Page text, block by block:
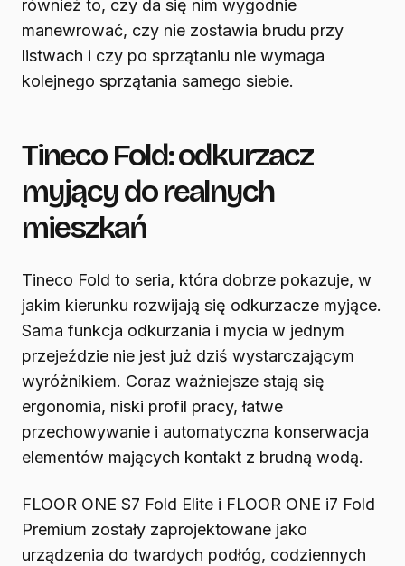
również to, czy da się nim wygodnie
manewrować, czy nie zostawia brudu przy
listwach i czy po sprzątaniu nie wymaga
kolejnego sprzątania samego siebie.
Tineco Fold: odkurzacz
myjący do realnych
mieszkań
Tineco Fold to seria, która dobrze pokazuje, w
jakim kierunku rozwijają się odkurzacze myjące.
Sama funkcja odkurzania i mycia w jednym
przejeździe nie jest już dziś wystarczającym
wyróżnikiem. Coraz ważniejsze stają się
ergonomia, niski profil pracy, łatwe
przechowywanie i automatyczna konserwacja
elementów mających kontakt z brudną wodą.
FLOOR ONE S7 Fold Elite i FLOOR ONE i7 Fold
Premium zostały zaprojektowane jako
urządzenia do twardych podłóg, codziennych